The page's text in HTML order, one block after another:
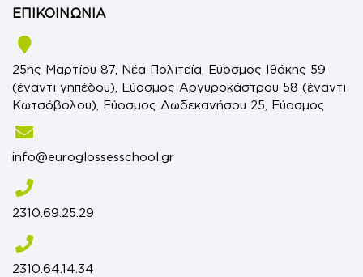
ΕΠΙΚΟΙΝΩΝΙΑ
25ης Μαρτίου 87, Νέα Πολιτεία, Εύοσμος Ιθάκης 59
(έναντι γηπέδου), Εύοσμος Αργυροκάστρου 58 (έναντι
Κωτσόβολου), Εύοσμος Δωδεκανήσου 25, Εύοσμος
info@euroglossesschool.gr
2310.69.25.29
2310.64.14.34